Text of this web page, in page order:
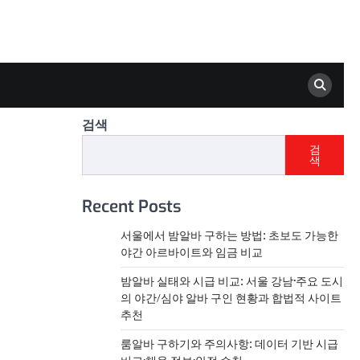
검색
검
색
Recent Posts
서울에서 밤알바 구하는 방법: 초보도 가능한
야간 아르바이트와 임금 비교
밤알바 실태와 시급 비교: 서울 강남·주요 도시
의 야간/심야 알바 구인 현황과 합법적 사이트
추천
룸알바 구하기와 주의사항: 데이터 기반 시급